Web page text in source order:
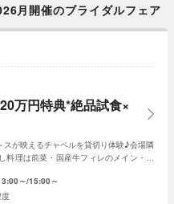
月開催のブライダルフェア
万円特典*絶品試食×
が映えるチャペルを貸切り体験♪会場隣
料理は前菜・国産牛フィレのメイン・デ
～ 15:00～